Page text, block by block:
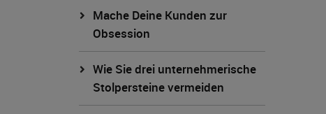
Mache Deine Kunden zur
Obsession
Wie Sie drei unternehmerische
Stolpersteine vermeiden